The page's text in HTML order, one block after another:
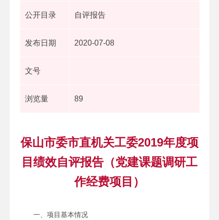
公开目录 自评报告
发布日期 2020-07-08
文号
浏览量 89
保山市委市直机关工委2019年度项
目绩效自评报告（党建课题调研工
作经费项目）
一、项目基本情况